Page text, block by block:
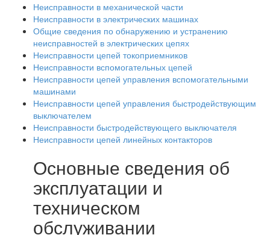
Неисправности в механической части
Неисправности в электрических машинах
Общие сведения по обнаружению и устранению
неисправностей в электрических цепях
Неисправности цепей токоприемников
Неисправности вспомогательных цепей
Неисправности цепей управления вспомогательными
машинами
Неисправности цепей управления быстродействующим
выключателем
Неисправности быстродействующего выключателя
Неисправности цепей линейных контакторов
Основные сведения об
эксплуатации и
техническом
обслуживании